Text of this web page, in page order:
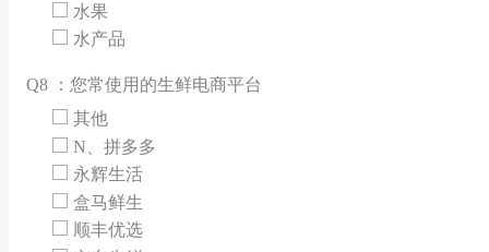
水果
水产品
Q8 ：您常使用的生鲜电商平台
其他
N、拼多多
永辉生活
盒马鲜生
顺丰优选